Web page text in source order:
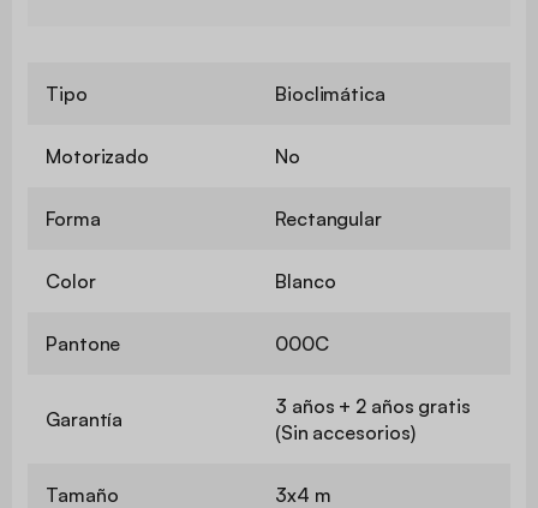
Tipo Bioclimática
Motorizado No
Forma Rectangular
Color Blanco
Pantone 000C
Garantía
3 años + 2 años gratis
(Sin accesorios)
Tamaño 3x4 m